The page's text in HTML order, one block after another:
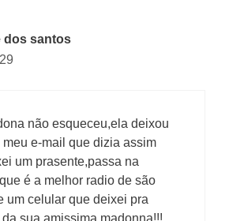
dos santos
não esqueceu,ela deixou
meu e-mail que dizia assim
um prasente,passa na
é a melhor radio de são
um celular que deixei pra